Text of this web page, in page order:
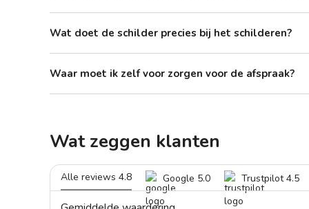
Wat doet de schilder precies bij het schilderen?
Waar moet ik zelf voor zorgen voor de afspraak?
Wat zeggen klanten
Alle reviews 4.8 Google 5.0 Trustpilot 4.5